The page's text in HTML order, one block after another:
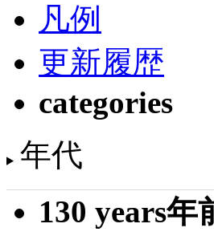
凡例
更新履歴
categories
年代
130 years